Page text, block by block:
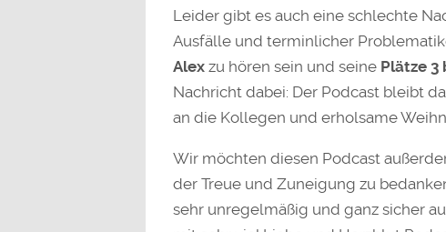
Leider gibt es auch eine schlechte
Ausfälle und terminlicher
Alexzu hören sein und seinePlätze 3
Nachricht dabei: Der Podcast bleibt
an die Kollegen und erholsame
Wir möchten diesen Podcast
der Treue und Zuneigung zu
sehr unregelmäßig und ganz sicher